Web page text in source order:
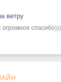
ветру
огромное спасибо)))